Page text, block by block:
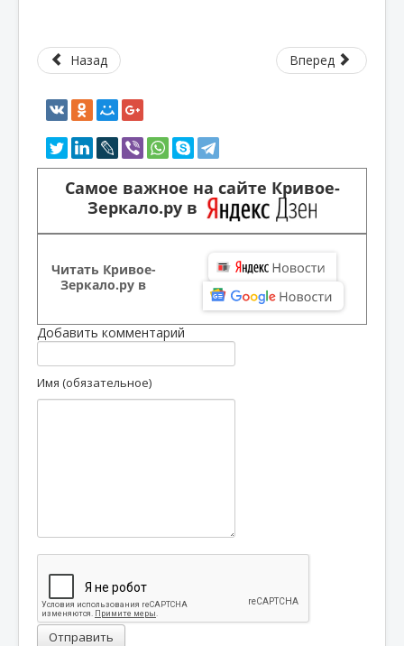
Назад Вперед
Самое важное на сайте Кривое-
Зеркало.ру в
Читать Кривое-
Зеркало.ру в
Добавить комментарий
Имя (обязательное)
Отправить